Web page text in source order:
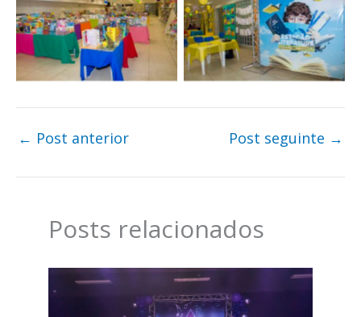
← Post anterior Post seguinte →
Posts relacionados